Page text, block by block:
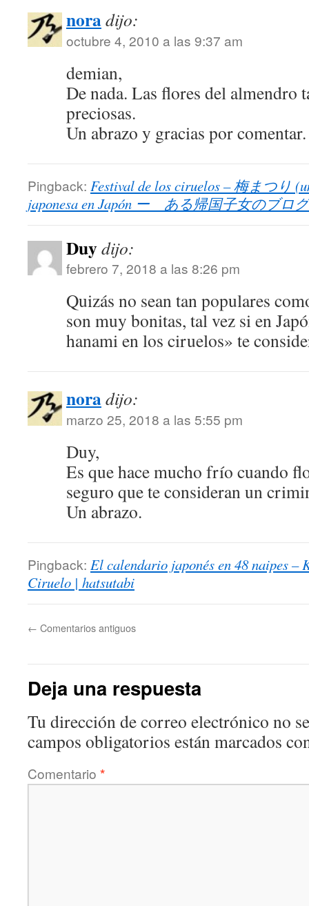
noradijo:
octubre 4, 2010 a las 9:37 am
demian,
De nada. Las flores del almendro
preciosas.
Un abrazo y gracias por comentar.
Pingback: Festival de los ciruelos – 梅まつり
japonesa en Japón ー ある帰国子女のブログ
Duydijo:
febrero 7, 2018 a las 8:26 pm
Quizás no sean tan populares
son muy bonitas, tal vez si en
hanami en los ciruelos» te
noradijo:
marzo 25, 2018 a las 5:55 pm
Duy,
Es que hace mucho frío cuando
seguro que te consideran un
Un abrazo.
Pingback: El calendario japonés en 48 naipes
Ciruelo | hatsutabi
← Comentarios antiguos
Deja una respuesta
Tu dirección de correo electrónico no
campos obligatorios están marcados
Comentario *